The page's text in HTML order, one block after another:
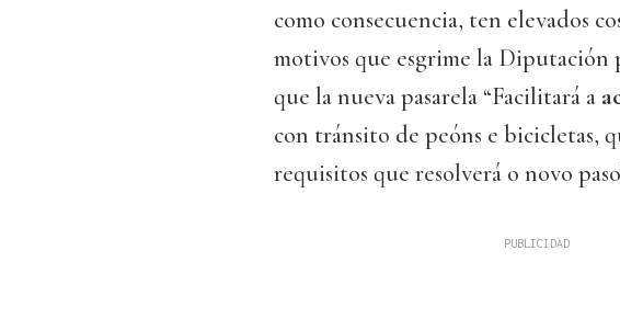
como consecuencia, ten elevados
motivos que esgrime la Diputación
que la nueva pasarela “Facilitará a
con tránsito de peóns e bicicletas,
requisitos que resolverá o novo